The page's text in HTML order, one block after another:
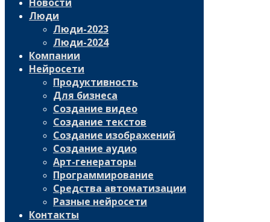
Люди
Люди-2023
Люди-2024
Компании
Нейросети
Продуктивность
Для бизнеса
Создание видео
Создание текстов
Создание изображений
Создание аудио
Арт-генераторы
Программирование
Средства автоматизации
Разные нейросети
Контакты